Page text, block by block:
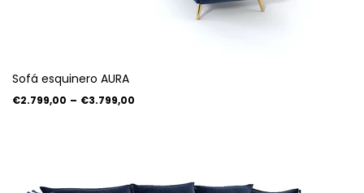
Sofá esquinero AURA
€2.799,00 – €3.799,00